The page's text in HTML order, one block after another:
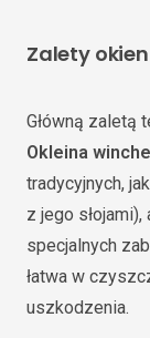
Zalety
Główną zaletą
Okleina
tradycyjnych,
z jego
specjalnych
łatwa w
uszkodzenia.